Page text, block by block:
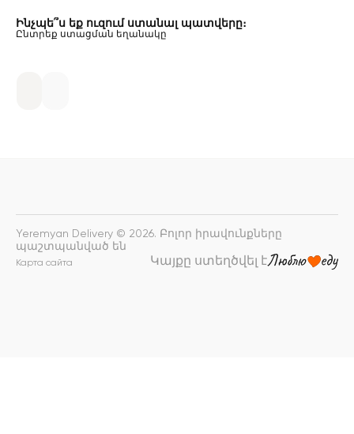
Ինչպե՞ս եք ուզում ստանալ պատվերը։
Ընտրեք ստացման եղանակը
Yeremyan Delivery © 2026. Բոլոր իրավունքները
պաշտպանված են
Карта сайта Կայքը ստեղծվել է